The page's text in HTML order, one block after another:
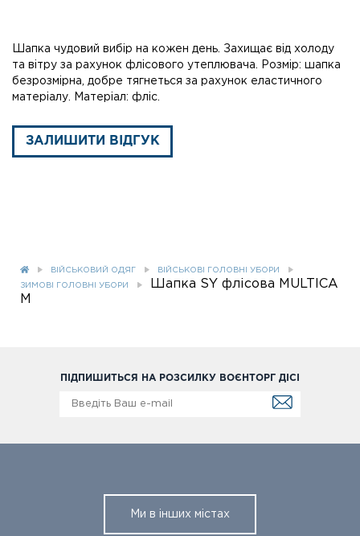
Шапка чудовий вибір на кожен день. Захищає від холоду
та вітру за рахунок флісового утеплювача. Розмір: шапка
безрозмірна, добре тягнеться за рахунок еластичного
матеріалу. Матеріал: фліс.
ЗАЛИШИТИ ВІДГУК
ВІЙСЬКОВИЙ ОДЯГ ВІЙСЬКОВІ ГОЛОВНІ УБОРИ
ЗИМОВІ ГОЛОВНІ УБОРИ
Шапка SY флісова MULTICA
M
ПІДПИШИТЬСЯ НА РОЗСИЛКУ ВОЄНТОРГ ДІСІ
Ми в інших містах